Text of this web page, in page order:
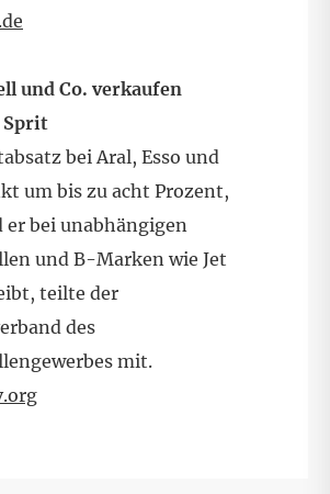
und Co. verkaufen
Sprit
bei Aral, Esso und
um bis zu acht Prozent,
er bei unabhängigen
und B-Marken wie Jet
teilte der
des
mit.